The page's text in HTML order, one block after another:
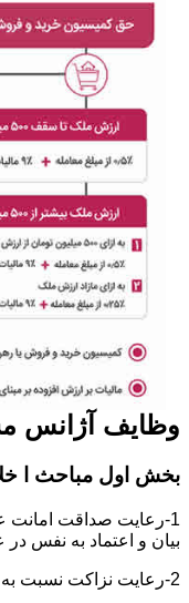
وظایف آژانس
بخش اول مباحث ا
1-رعایت صداقت امانت
بیان و اعتماد به نفس در
2-رعایت نزاکت نسبت به طرفین معامله و عدم تبعیض بین ایشان.